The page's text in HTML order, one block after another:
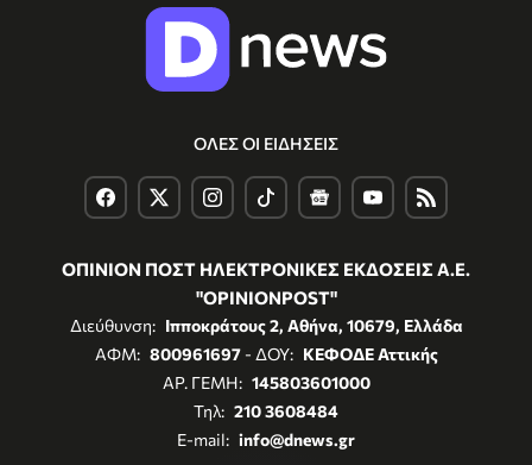
ΟΛΕΣ ΟΙ ΕΙΔΗΣΕΙΣ
ΟΠΙΝΙΟΝ ΠΟΣΤ ΗΛΕΚΤΡΟΝΙΚΕΣ ΕΚΔΟΣΕΙΣ Α.Ε.
"OPINIONPOST"
Διεύθυνση: Ιπποκράτους 2, Αθήνα, 10679, Ελλάδα
ΑΦΜ: 800961697- ΔΟΥ: ΚΕΦΟΔΕ Αττικής
ΑΡ. ΓΕΜΗ: 145803601000
Τηλ: 210 3608484
E-mail: info@dnews.gr